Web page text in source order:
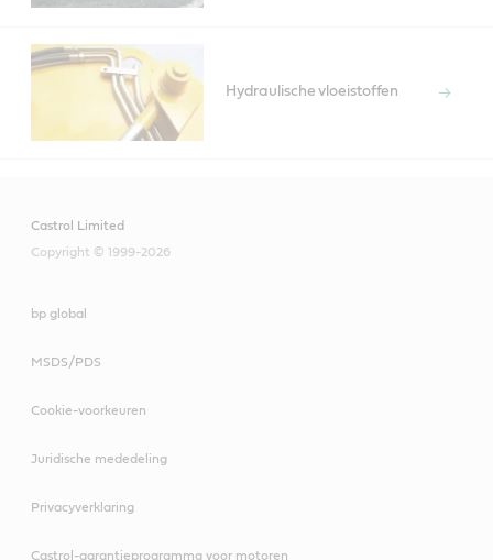
Hydraulische vloeistoffen
Castrol Limited
Copyright © 1999-2026
bp global
MSDS/PDS
Cookie-voorkeuren
Juridische mededeling
Privacyverklaring
Castrol-garantieprogramma voor motoren